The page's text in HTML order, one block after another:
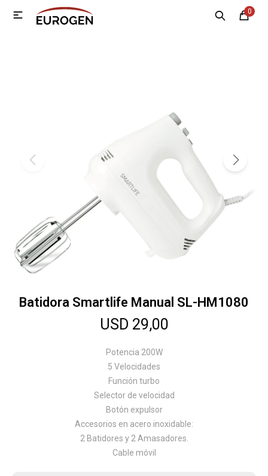
0

Batidora Smartlife Manual SL-HM1080
USD 29,00
Potencia 200W
5 Velocidades
Función turbo
Selector de velocidad
Botón expulsor
Accesorios en acero inoxidable:
2 Batidores y 2 Amasadores.
Cable móvil
MI CUENTA
Motos
Bicicletas
Herramientas